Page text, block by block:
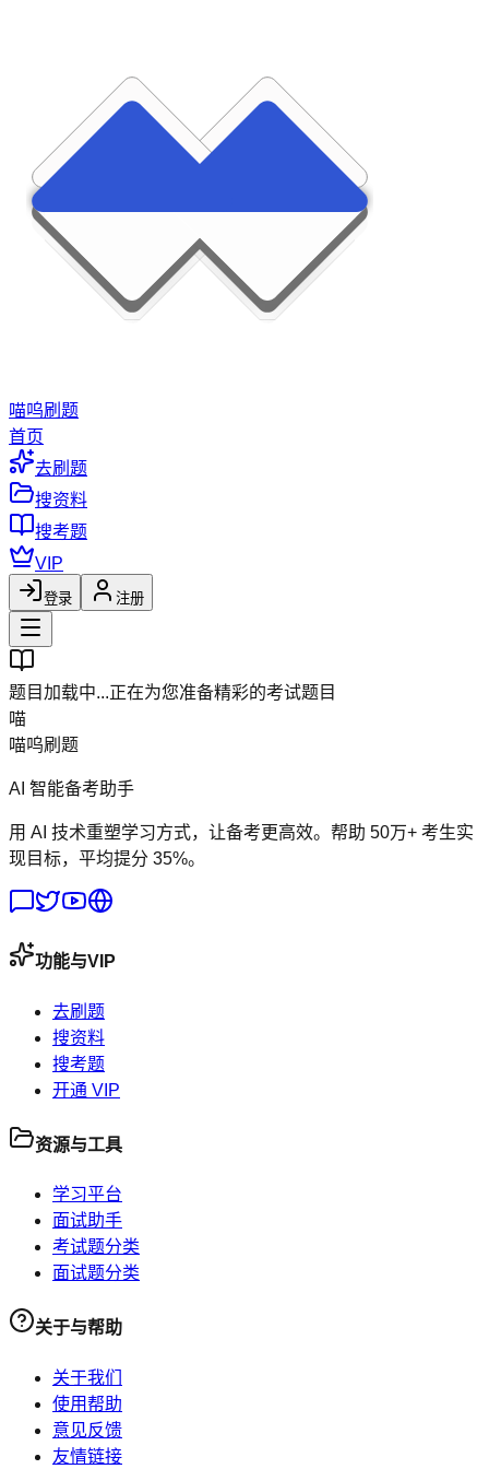
喵呜刷题
首页
去刷题
搜资料
搜考题
VIP
登录 注册
题目加载中...正在为您准备精彩的考试题目
喵
喵呜刷题
AI 智能备考助手
用 AI 技术重塑学习方式，让备考更高效。帮助 50万+ 考生实
现目标，平均提分 35%。
功能与VIP
去刷题
搜资料
搜考题
开通 VIP
资源与工具
学习平台
面试助手
考试题分类
面试题分类
关于与帮助
关于我们
使用帮助
意见反馈
友情链接